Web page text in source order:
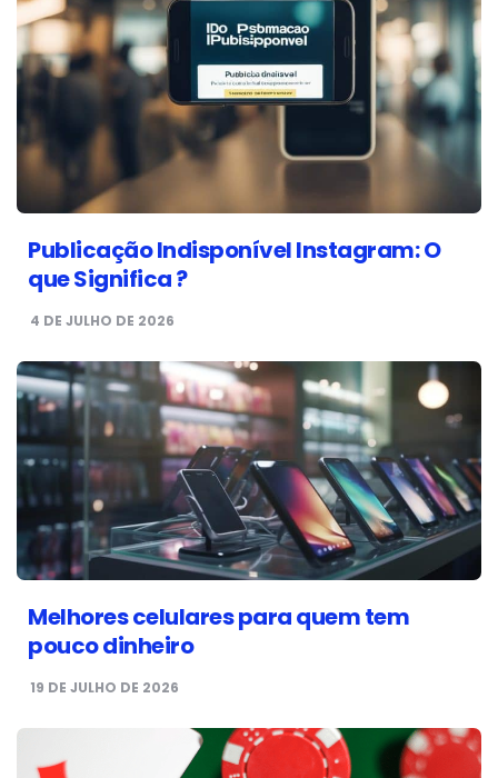
Publicação Indisponível Instagram: O
que Significa ?
4 DE JULHO DE 2026
Melhores celulares para quem tem
pouco dinheiro
19 DE JULHO DE 2026